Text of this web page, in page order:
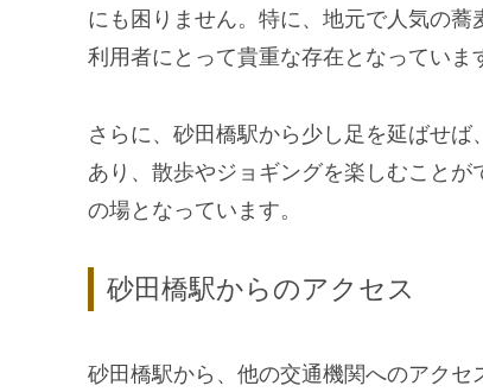
にも困りません。特に、地元で人気の
利用者にとって貴重な存在となっていま
さらに、砂田橋駅から少し足を延ばせ
あり、散歩やジョギングを楽しむこと
の場となっています。
砂田橋駅からのアクセス
砂田橋駅から、他の交通機関へのアク